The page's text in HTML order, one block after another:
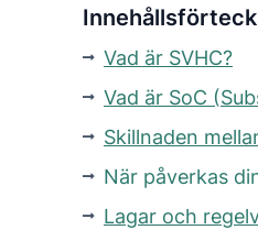
Vad är SVHC?
Vad är SoC
Skillnaden
När påverkas
Lagar och